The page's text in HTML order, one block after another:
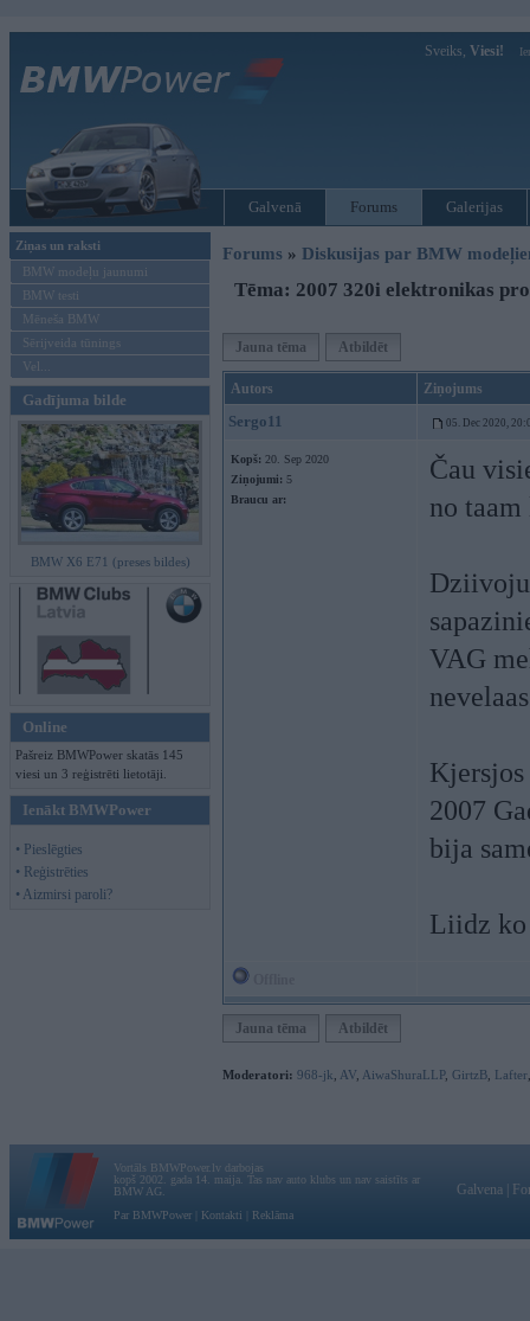
Sveiks, Viesi!
Galvenā Forums Galerijas
Ziņas un raksti
BMW modeļu jaunumi
BMW testi
Mēneša BMW
Sērijveida tūnings
Vel...
Gadījuma bilde
BMW X6 E71 (preses bildes)
Online
Pašreiz BMWPower skatās 145
viesi un 3 reģistrēti lietotāji.
Ienākt BMWPower
• Pieslēgties
• Reģistrēties
• Aizmirsi paroli?
Forums » Diskusijas par BMW
Tēma: 2007 320i elektronikas
Jauna tēma Atbildēt
Autors Ziņojums
Sergo11 05. Dec 2020,
Kopš: 20. Sep 2020
Ziņojumi: 5
Braucu ar:
Čau
no
VAG
2007
bija
Liidz ko
Jauna tēma Atbildēt
Moderatori: 968-jk AV AiwaShuraLLP, GirtzB Lafter
Vortāls BMWPower.lv darbojas
kopš 2002. gada 14. maija. Tas nav auto klubs un nav saistīts ar
BMW AG.
Par BMWPower
Kontakti Reklāma
Galvena